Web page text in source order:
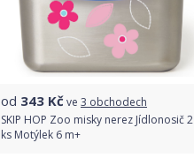
od 343 Kčve 3 obchodech
SKIP HOP Zoo misky nerez Jídlonosič 2
ks Motýlek 6 m+